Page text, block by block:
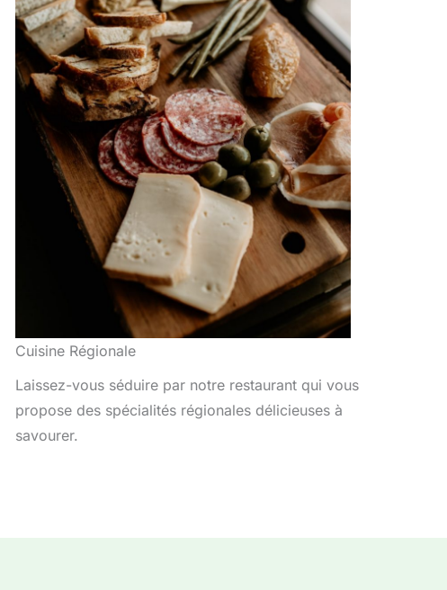
Cuisine Régionale
Laissez-vous séduire par notre restaurant qui vous
propose des spécialités régionales délicieuses à
savourer.